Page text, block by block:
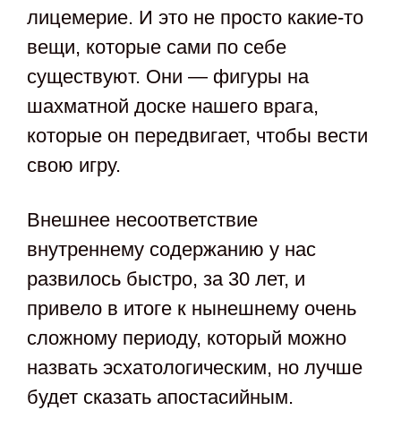
лицемерие. И это не просто какие-то
вещи, которые сами по себе
существуют. Они — фигуры на
шахматной доске нашего врага,
которые он передвигает, чтобы вести
свою игру.
Внешнее несоответствие
внутреннему содержанию у нас
развилось быстро, за 30 лет, и
привело в итоге к нынешнему очень
сложному периоду, который можно
назвать эсхатологическим, но лучше
будет сказать апостасийным.